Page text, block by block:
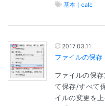
基本｜calc
2017.03.11
ファイルの保
ファイルの保
て保存/すべて
イルの変更を